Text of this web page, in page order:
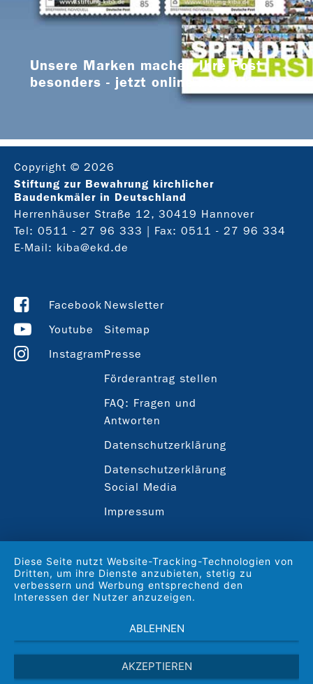
Unsere Marken machen Ihre Post
besonders - jetzt online bestellen
Copyright © 2026
Stiftung zur Bewahrung kirchlicher
Baudenkmäler in Deutschland
Herrenhäuser Straße 12, 30419 Hannover
Tel: 0511 - 27 96 333
| Fax: 0511 - 27 96 334
E-Mail: kiba@ekd.de
Facebook
Youtube
Instagram
Newsletter
Sitemap
Presse
Förderantrag stellen
FAQ: Fragen und
Antworten
Datenschutzerklärung
Datenschutzerklärung
Social Media
Impressum
Diese Seite nutzt Website-Tracking-Technologien von
Dritten, um ihre Dienste anzubieten, stetig zu
verbessern und Werbung entsprechend den
Interessen der Nutzer anzuzeigen.
ABLEHNEN
AKZEPTIEREN